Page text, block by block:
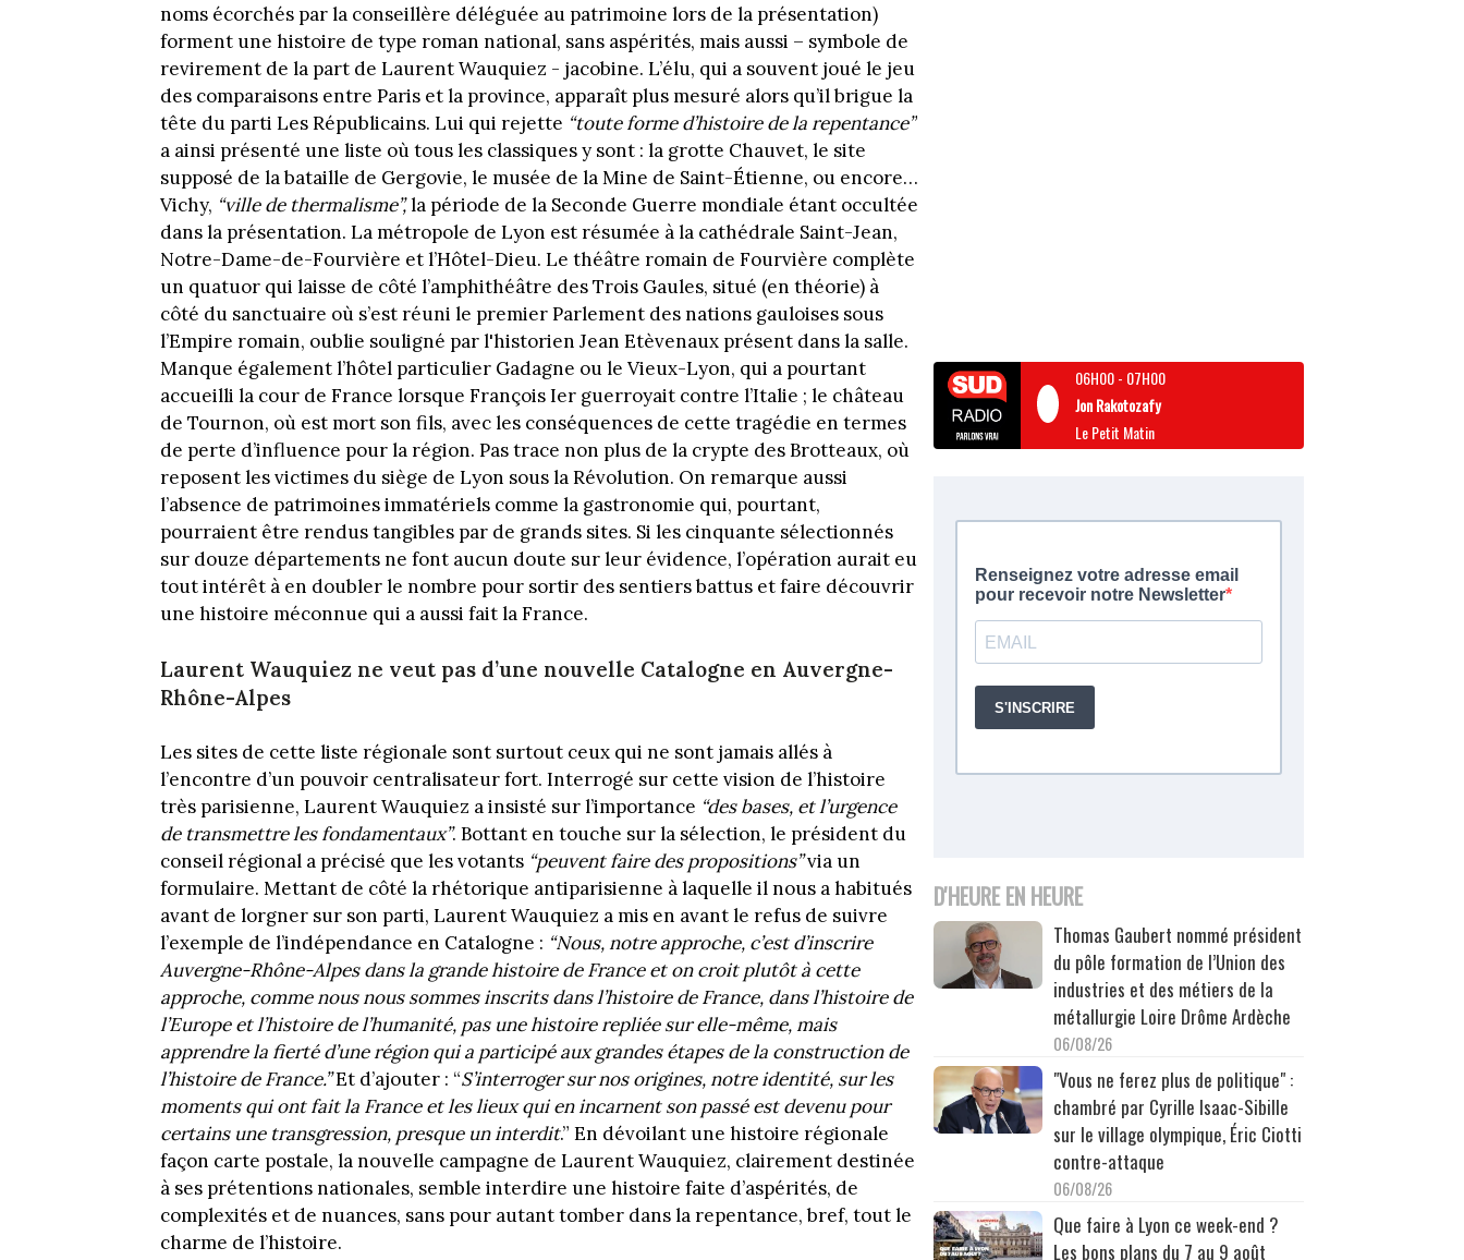
noms écorchés par la conseillère déléguée au patrimoine lors de la présentation)
forment une histoire de type roman national, sans aspérités, mais aussi – symbole de
revirement de la part de Laurent Wauquiez - jacobine. L’élu, qui a souvent joué le jeu
des comparaisons entre Paris et la province, apparaît plus mesuré alors qu’il brigue la
tête du parti Les Républicains. Lui qui rejette “toute forme d’histoire de la repentance”
a ainsi présenté une liste où tous les classiques y sont : la grotte Chauvet, le site
supposé de la bataille de Gergovie, le musée de la Mine de Saint-Étienne, ou encore…
Vichy, “ville de thermalisme”,la période de la Seconde Guerre mondiale étant occultée
dans la présentation. La métropole de Lyon est résumée à la cathédrale Saint-Jean,
Notre-Dame-de-Fourvière et l’Hôtel-Dieu. Le théâtre romain de Fourvière complète
un quatuor qui laisse de côté l’amphithéâtre des Trois Gaules, situé (en théorie) à
côté du sanctuaire où s’est réuni le premier Parlement des nations gauloises sous
l’Empire romain, oublie souligné par l'historien Jean Etèvenaux présent dans la salle.
Manque également l’hôtel particulier Gadagne ou le Vieux-Lyon, qui a pourtant
accueilli la cour de France lorsque François Ier guerroyait contre l’Italie ; le château
de Tournon, où est mort son fils, avec les conséquences de cette tragédie en termes
de perte d’influence pour la région. Pas trace non plus de la crypte des Brotteaux, où
reposent les victimes du siège de Lyon sous la Révolution. On remarque aussi
l’absence de patrimoines immatériels comme la gastronomie qui, pourtant,
pourraient être rendus tangibles par de grands sites. Si les cinquante sélectionnés
sur douze départements ne font aucun doute sur leur évidence, l’opération aurait eu
tout intérêt à en doubler le nombre pour sortir des sentiers battus et faire découvrir
une histoire méconnue qui a aussi fait la France.
Laurent Wauquiez ne veut pas d’une nouvelle Catalogne en Auvergne-
Rhône-Alpes
Les sites de cette liste régionale sont surtout ceux qui ne sont jamais allés à
l’encontre d’un pouvoir centralisateur fort. Interrogé sur cette vision de l’histoire
très parisienne, Laurent Wauquiez a insisté sur l’importance “des bases, et l’urgence
de transmettre les fondamentaux”. Bottant en touche sur la sélection, le président du
conseil régional a précisé que les votants “peuvent faire des propositions”via un
formulaire. Mettant de côté la rhétorique antiparisienne à laquelle il nous a habitués
avant de lorgner sur son parti, Laurent Wauquiez a mis en avant le refus de suivre
l’exemple de l’indépendance en Catalogne : “Nous, notre approche, c’est d’inscrire
Auvergne-Rhône-Alpes dans la grande histoire de France et on croit plutôt à cette
approche, comme nous nous sommes inscrits dans l’histoire de France, dans l’histoire de
l’Europe et l’histoire de l’humanité, pas une histoire repliée sur elle-même, mais
apprendre la fierté d’une région qui a participé aux grandes étapes de la construction de
l’histoire de France.”Et d’ajouter : “S’interroger sur nos origines, notre identité, sur les
moments qui ont fait la France et les lieux qui en incarnent son passé est devenu pour
certains une transgression, presque un interdit.” En dévoilant une histoire régionale
façon carte postale, la nouvelle campagne de Laurent Wauquiez, clairement destinée
à ses prétentions nationales, semble interdire une histoire faite d’aspérités, de
complexités et de nuances, sans pour autant tomber dans la repentance, bref, tout le
charme de l’histoire.
06H00- 07H00
Jon Rakotozafy
Le Petit Matin
D'HEURE EN HEURE
Thomas Gaubert nommé président
du pôle formation de l’Union des
industries et des métiers de la
métallurgie Loire Drôme Ardèche
06/08/26
"Vous ne ferez plus de politique" :
chambré par Cyrille Isaac-Sibille
sur le village olympique, Éric Ciotti
contre-attaque
06/08/26
Que faire à Lyon ce week-end ?
Les bons plans du 7 au 9 août